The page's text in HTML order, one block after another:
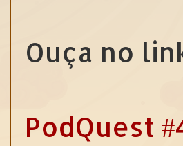
Ouça no
PodQuest